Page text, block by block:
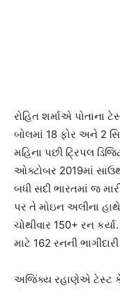
રોહિત શર્માએ પોતાના
બોલમાં 18 ફોર અને 2
મહિના પછી ટ્રિપલ
ઓક્ટોબર 2019માં
બધી સદી ભારતમાં જ
પર તે મોઇન અલીના
ચોથીવાર 150+ રન
માટે 162 રનની
અજિંક્ય રહાણેએ ટેસ્ટ